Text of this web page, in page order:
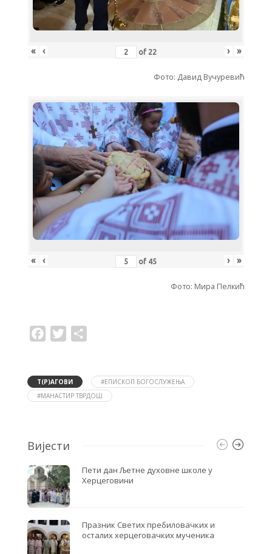
« ‹ of 22 › »
Фото: Давид Вучуревић
« ‹ of 45 › »
Фото: Мира Пелкић
a
o
o
k
T
w
e
r
Т(Р)АГОВИ
#ЕПИСКОП БОГОСЛУЖЕЊА
#МАНАСТИР ТВРДОШ
Вијести
Пети дан Љетне духовне школе у
Херцеговини
Празник Светих пребиловачких и
осталих херцеговачких мученика